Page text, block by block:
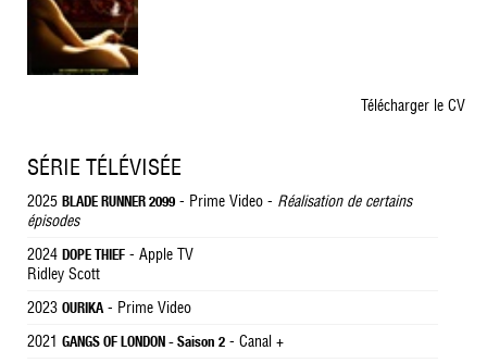
Télécharger le CV
SÉRIE TÉLÉVISÉE
2025 BLADE RUNNER 2099 - Prime Video - Réalisation de certains
épisodes
2024 DOPE THIEF - Apple TV
Ridley Scott
2023 OURIKA- Prime Video
2021 GANGS OF LONDON - Saison 2 - Canal +